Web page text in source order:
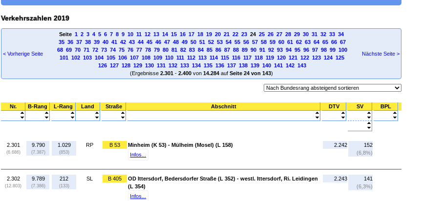
Verkehrszahlen 2019
< Vorherige Seite
Seite 1 2 3 4 5 6 7 8 9 10 11 12 13 14 15 16 17 18 19 20 21 22 2324 25 26 27 28 29 30 31 32 33 34
35 36 37 38 39 40 41 42 43 44 45 46 47 48 49 50 51 52 53 54 55 56 57 58 59 60 61 62 63 64 65 66 67
68 69 70 71 72 73 74 75 76 77 78 79 80 81 82 83 84 85 86 87 88 89 90 91 92 93 94 95 96 97 98 99 100
101 102 103 104 105 106 107 108 109 110 111 112 113 114 115 116 117 118 119 120 121 122 123 124 125
126 127 128 129 130 131 132 133 134 135 136 137 138 139 140 141 142 143
(Ergebnisse 2.301- 2.400von 14.284auf Seite 24 von 143)
Nächste Seite >
Nr. B-Rang L-Rang Land Straße Abschnitt DTV SV BPL
2.301
(6.686)
9.790
(7.387)
1.029
(853)
RP B 53
Minheim (K 53) - Mülheim (Mosel) (L 158)
Infos...
2.242
152
(6,8%)
2.302
(12.803)
9.789
(7.386)
212
(133)
SL B 405
OD Ittersdorf, Bedersdorfer Straße (L 352) - westl. Ittersdorf, Ri. Leidingen
(L 354)
Infos...
2.243
141
(6,3%)